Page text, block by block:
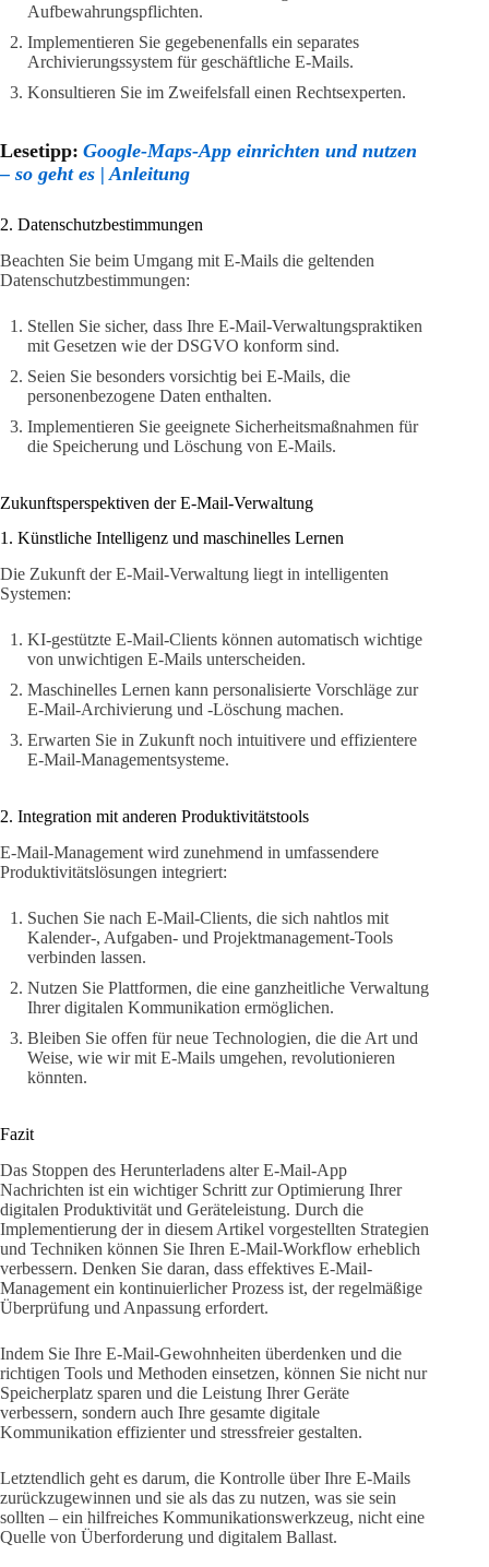
Aufbewahrungspflichten.
Implementieren Sie gegebenenfalls ein separates
Archivierungssystem für geschäftliche E-Mails.
Konsultieren Sie im Zweifelsfall einen Rechtsexperten.
Lesetipp: Google-Maps-App einrichten und nutzen
– so geht es | Anleitung
2. Datenschutzbestimmungen
Beachten Sie beim Umgang mit E-Mails die geltenden
Datenschutzbestimmungen:
Stellen Sie sicher, dass Ihre E-Mail-Verwaltungspraktiken
mit Gesetzen wie der DSGVO konform sind.
Seien Sie besonders vorsichtig bei E-Mails, die
personenbezogene Daten enthalten.
Implementieren Sie geeignete Sicherheitsmaßnahmen für
die Speicherung und Löschung von E-Mails.
Zukunftsperspektiven der E-Mail-Verwaltung
1. Künstliche Intelligenz und maschinelles Lernen
Die Zukunft der E-Mail-Verwaltung liegt in intelligenten
Systemen:
KI-gestützte E-Mail-Clients können automatisch wichtige
von unwichtigen E-Mails unterscheiden.
Maschinelles Lernen kann personalisierte Vorschläge zur
E-Mail-Archivierung und -Löschung machen.
Erwarten Sie in Zukunft noch intuitivere und effizientere
E-Mail-Managementsysteme.
2. Integration mit anderen Produktivitätstools
E-Mail-Management wird zunehmend in umfassendere
Produktivitätslösungen integriert:
Suchen Sie nach E-Mail-Clients, die sich nahtlos mit
Kalender-, Aufgaben- und Projektmanagement-Tools
verbinden lassen.
Nutzen Sie Plattformen, die eine ganzheitliche Verwaltung
Ihrer digitalen Kommunikation ermöglichen.
Bleiben Sie offen für neue Technologien, die die Art und
Weise, wie wir mit E-Mails umgehen, revolutionieren
könnten.
Fazit
Das Stoppen des Herunterladens alter E-Mail-App
Nachrichten ist ein wichtiger Schritt zur Optimierung Ihrer
digitalen Produktivität und Geräteleistung. Durch die
Implementierung der in diesem Artikel vorgestellten Strategien
und Techniken können Sie Ihren E-Mail-Workflow erheblich
verbessern. Denken Sie daran, dass effektives E-Mail-
Management ein kontinuierlicher Prozess ist, der regelmäßige
Überprüfung und Anpassung erfordert.
Indem Sie Ihre E-Mail-Gewohnheiten überdenken und die
richtigen Tools und Methoden einsetzen, können Sie nicht nur
Speicherplatz sparen und die Leistung Ihrer Geräte
verbessern, sondern auch Ihre gesamte digitale
Kommunikation effizienter und stressfreier gestalten.
Letztendlich geht es darum, die Kontrolle über Ihre E-Mails
zurückzugewinnen und sie als das zu nutzen, was sie sein
sollten – ein hilfreiches Kommunikationswerkzeug, nicht eine
Quelle von Überforderung und digitalem Ballast.